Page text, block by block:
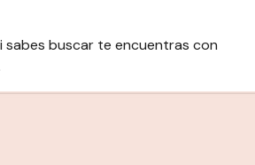
sabes buscar te encuentras con